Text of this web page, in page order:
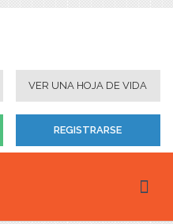
VER UNA HOJA DE VIDA
REGISTRARSE